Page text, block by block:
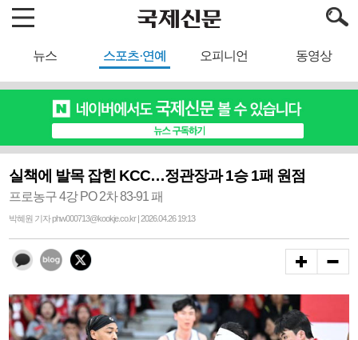
뉴스 스포츠·연예 오피니언 동영상
실책에 발목 잡힌 KCC…정관장과 1승 1패 원점
프로농구 4강 PO 2차 83-91 패
박혜원 기자 phw000713@kookje.co.kr | 2026.04.26 19:13